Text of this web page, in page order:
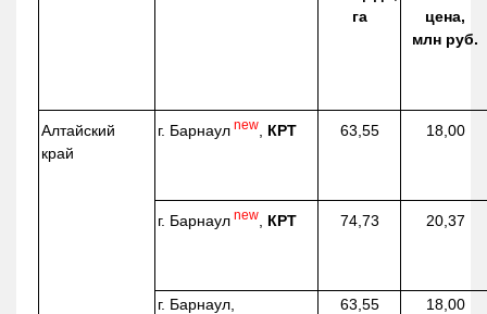
га
цена,
млн руб.
Алтайский
край
г. Барнаул new КРТ 63,55 18,00
г. Барнаул new КРТ 74,73 20,37
г. Барнаул, 63,55 18,00